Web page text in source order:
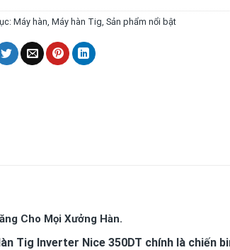
Máy hàn Máy hàn Tig Sản phẩm nổi bật
Cho Mọi Xưởng Hàn.
Tig Inverter Nice 350DT chính là chiến